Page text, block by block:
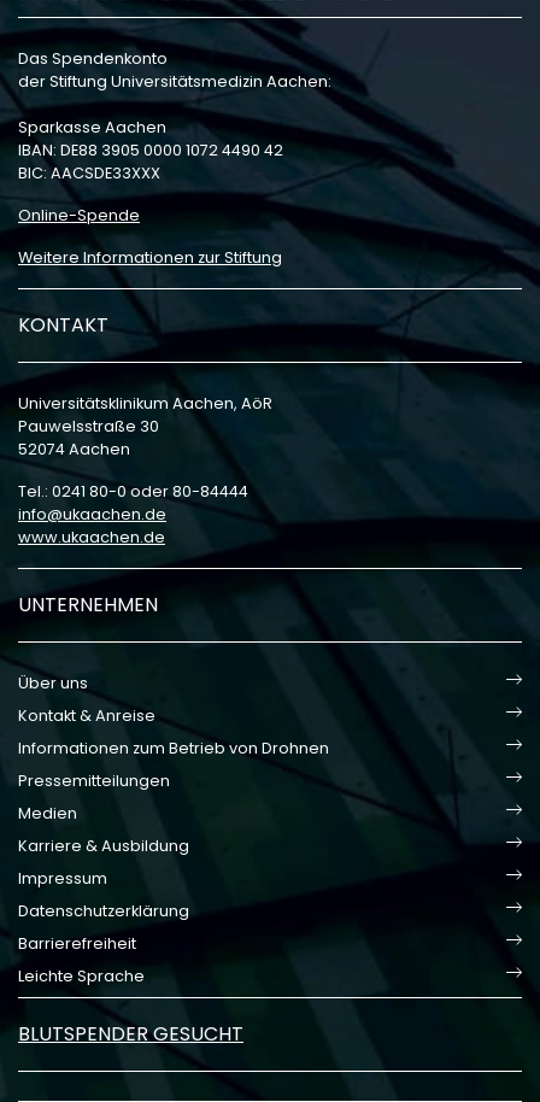
Das Spendenkonto
der Stiftung Universitätsmedizin Aachen:
Sparkasse Aachen
IBAN: DE88 3905 0000 1072 4490 42
BIC: AACSDE33XXX
Online-Spende
Weitere Informationen zur Stiftung
KONTAKT
Universitätsklinikum Aachen, AöR
Pauwelsstraße 30
52074 Aachen
Tel.: 0241 80-0 oder 80-84444
info
ukaachen de
www.ukaachen.de
UNTERNEHMEN
Über uns
Kontakt & Anreise
Informationen zum Betrieb von Drohnen
Pressemitteilungen
Medien
Karriere & Ausbildung
Impressum
Datenschutzerklärung
Barrierefreiheit
Leichte Sprache
BLUTSPENDER GESUCHT